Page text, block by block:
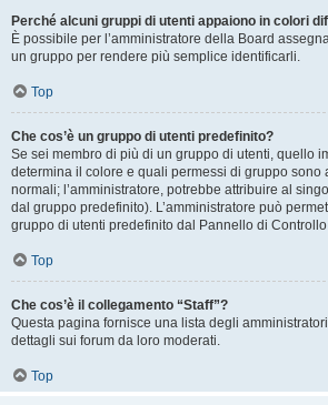
Perché alcuni gruppi di utenti appaiono in colori
È possibile per l’amministratore della Board
un gruppo per rendere più semplice identificarli.
Top
Che cos’è un gruppo di utenti predefinito?
Se sei membro di più di un gruppo di utenti, quello
determina il colore e quali permessi di gruppo sono
normali; l’amministratore, potrebbe attribuire al
dal gruppo predefinito). L’amministratore può
gruppo di utenti predefinito dal Pannello di
Top
Che cos’è il collegamento “Staff”?
Questa pagina fornisce una lista degli
dettagli sui forum da loro moderati.
Top